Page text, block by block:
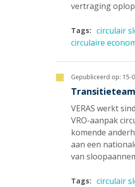
vertraging
Tags: circulair
circulaire
Gepubliceerd op: 15-
VERAS werkt
VRO-aanpak
komende
aan een
van
Tags: circulair